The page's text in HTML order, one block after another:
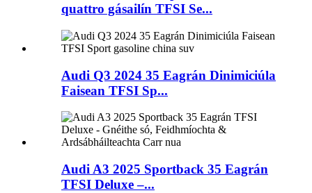
quattro gásailín TFSI Se...
Audi Q3 2024 35 Eagrán Dinimiciúla
Faisean TFSI Sp...
Audi A3 2025 Sportback 35 Eagrán
TFSI Deluxe –...